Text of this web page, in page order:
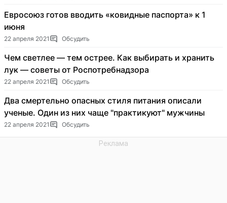
Евросоюз готов вводить «ковидные паспорта» к 1
июня
22 апреля 2021 Обсудить
Чем светлее — тем острее. Как выбирать и хранить
лук — советы от Роспотребнадзора
22 апреля 2021 Обсудить
Два смертельно опасных стиля питания описали
ученые. Один из них чаще "практикуют" мужчины
22 апреля 2021 Обсудить